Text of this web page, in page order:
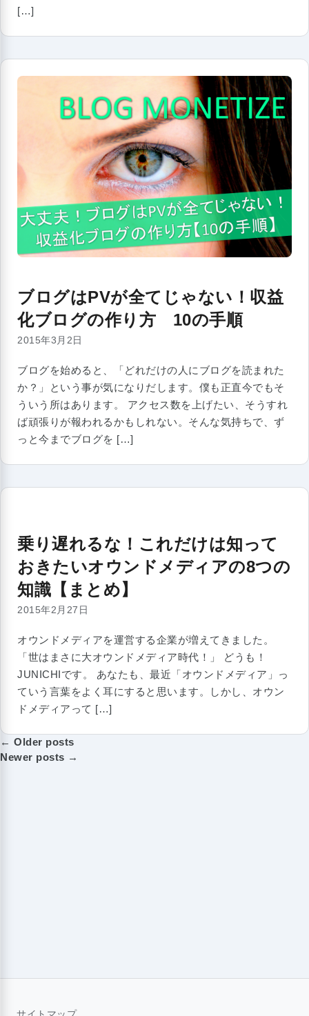
[…]
ブログはPVが全てじゃない！収益
化ブログの作り方 10の手順
2015年3月2日
ブログを始めると、「どれだけの人にブログを読まれた
か？」という事が気になりだします。僕も正直今でもそ
ういう所はあります。 アクセス数を上げたい、そうすれ
ば頑張りが報われるかもしれない。そんな気持ちで、ず
っと今までブログを […]
乗り遅れるな！これだけは知って
おきたいオウンドメディアの8つの
知識【まとめ】
2015年2月27日
オウンドメディアを運営する企業が増えてきました。
「世はまさに大オウンドメディア時代！」 どうも！
JUNICHIです。 あなたも、最近「オウンドメディア」っ
ていう言葉をよく耳にすると思います。しかし、オウン
ドメディアって […]
投
稿
← Older posts
Newer posts →